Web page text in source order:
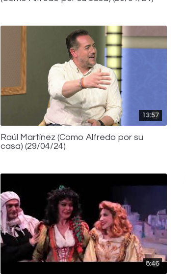
13:57
Raúl Martínez (Como Alfredo por su
casa) (29/04/24)
8:46